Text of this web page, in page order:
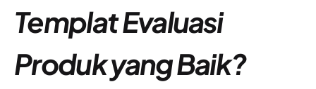
Templat Evaluasi
Produk yang Baik?